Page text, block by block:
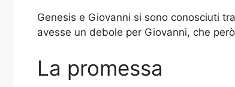
Genesis e Giovanni si sono conosciuti
avesse un debole per Giovanni, che
La promessa